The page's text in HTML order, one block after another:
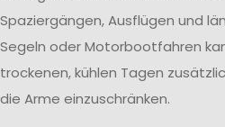
Spaziergängen, Ausflügen und
Segeln oder Motorbootfahren
trockenen, kühlen Tagen
die Arme einzuschränken.